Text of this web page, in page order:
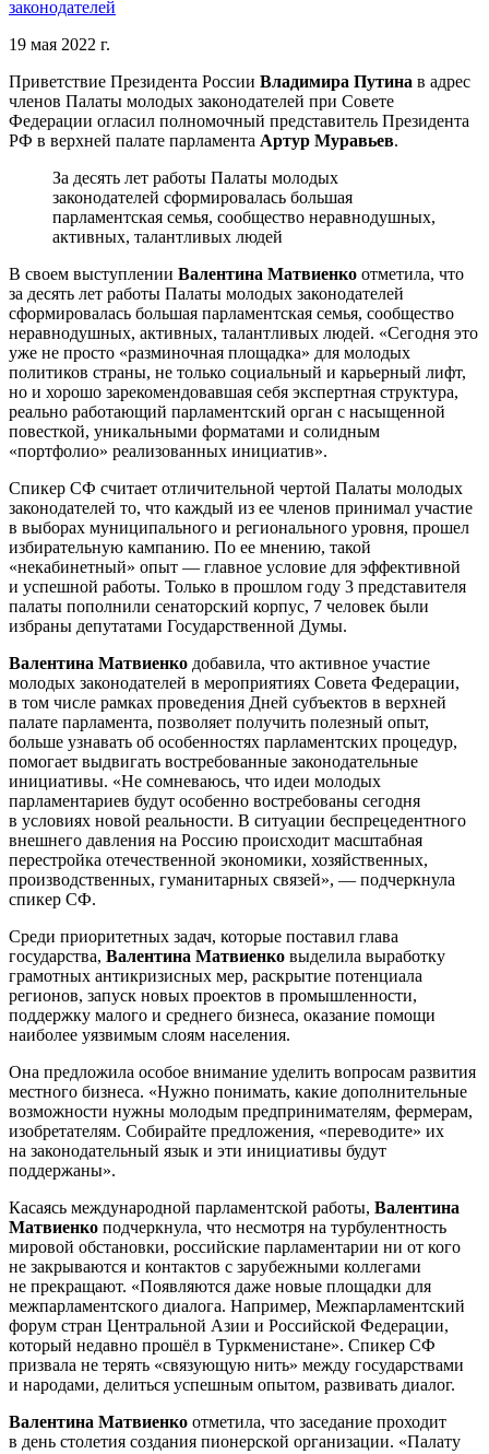
законодателей
19 мая 2022 г.
Приветствие Президента России Владимира Путина в адрес
членов Палаты молодых законодателей при Совете
Федерации огласил полномочный представитель Президента
РФ в верхней палате парламента Артур Муравьев.
За десять лет работы Палаты молодых
законодателей сформировалась большая
парламентская семья, сообщество неравнодушных,
активных, талантливых людей
В своем выступлении Валентина Матвиенко отметила, что
за десять лет работы Палаты молодых законодателей
сформировалась большая парламентская семья, сообщество
неравнодушных, активных, талантливых людей. «Сегодня это
уже не просто «разминочная площадка» для молодых
политиков страны, не только социальный и карьерный лифт,
но и хорошо зарекомендовавшая себя экспертная структура,
реально работающий парламентский орган с насыщенной
повесткой, уникальными форматами и солидным
«портфолио» реализованных инициатив».
Спикер СФ считает отличительной чертой Палаты молодых
законодателей то, что каждый из ее членов принимал участие
в выборах муниципального и регионального уровня, прошел
избирательную кампанию. По ее мнению, такой
«некабинетный» опыт — главное условие для эффективной
и успешной работы. Только в прошлом году 3 представителя
палаты пополнили сенаторский корпус, 7 человек были
избраны депутатами Государственной Думы.
Валентина Матвиенко добавила, что активное участие
молодых законодателей в мероприятиях Совета Федерации,
в том числе рамках проведения Дней субъектов в верхней
палате парламента, позволяет получить полезный опыт,
больше узнавать об особенностях парламентских процедур,
помогает выдвигать востребованные законодательные
инициативы. «Не сомневаюсь, что идеи молодых
парламентариев будут особенно востребованы сегодня
в условиях новой реальности. В ситуации беспрецедентного
внешнего давления на Россию происходит масштабная
перестройка отечественной экономики, хозяйственных,
производственных, гуманитарных связей», — подчеркнула
спикер СФ.
Среди приоритетных задач, которые поставил глава
государства, Валентина Матвиенко выделила выработку
грамотных антикризисных мер, раскрытие потенциала
регионов, запуск новых проектов в промышленности,
поддержку малого и среднего бизнеса, оказание помощи
наиболее уязвимым слоям населения.
Она предложила особое внимание уделить вопросам развития
местного бизнеса. «Нужно понимать, какие дополнительные
возможности нужны молодым предпринимателям, фермерам,
изобретателям. Собирайте предложения, «переводите» их
на законодательный язык и эти инициативы будут
поддержаны».
Касаясь международной парламентской работы, Валентина
Матвиенко подчеркнула, что несмотря на турбулентность
мировой обстановки, российские парламентарии ни от кого
не закрываются и контактов с зарубежными коллегами
не прекращают. «Появляются даже новые площадки для
межпарламентского диалога. Например, Межпарламентский
форум стран Центральной Азии и Российской Федерации,
который недавно прошёл в Туркменистане». Спикер СФ
призвала не терять «связующую нить» между государствами
и народами, делиться успешным опытом, развивать диалог.
Валентина Матвиенко отметила, что заседание проходит
в день столетия создания пионерской организации. «Палату